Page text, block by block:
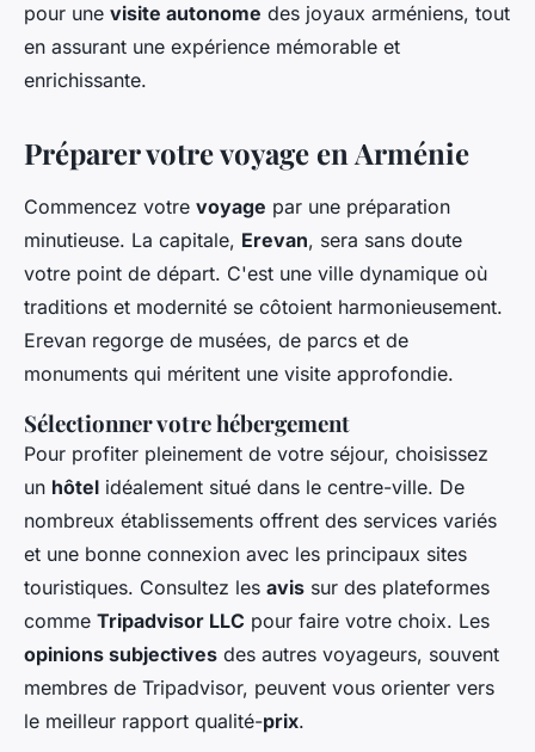
pour une visite autonome des joyaux arméniens, tout
en assurant une expérience mémorable et
enrichissante.
Préparer votre voyage en Arménie
Commencez votre voyage par une préparation
minutieuse. La capitale, Erevan, sera sans doute
votre point de départ. C'est une ville dynamique où
traditions et modernité se côtoient harmonieusement.
Erevan regorge de musées, de parcs et de
monuments qui méritent une visite approfondie.
Sélectionner votre hébergement
Pour profiter pleinement de votre séjour, choisissez
un hôtel idéalement situé dans le centre-ville. De
nombreux établissements offrent des services variés
et une bonne connexion avec les principaux sites
touristiques. Consultez les avis sur des plateformes
comme Tripadvisor LLC pour faire votre choix. Les
opinions subjectives des autres voyageurs, souvent
membres de Tripadvisor, peuvent vous orienter vers
le meilleur rapport qualité-prix.